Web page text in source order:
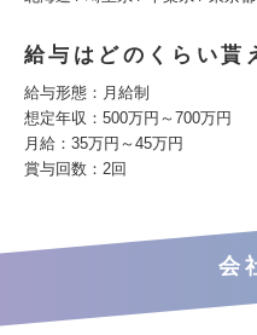
給与はどのくらい貰
給与形態：月給制
想定年収：500万円～700万円
月給：35万円～45万円
賞与回数：2回
会